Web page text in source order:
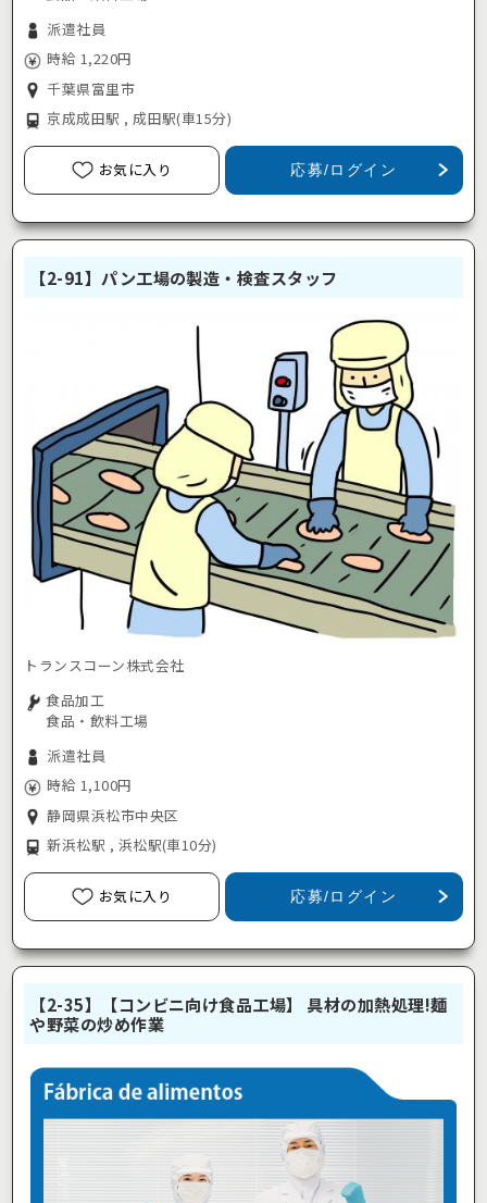
派遣社員
時給 1,220円
千葉県富里市
京成成田駅 , 成田駅(車15分)
お気に入り 応募/ログイン
【2-91】パン工場の製造・検査スタッフ
トランスコーン株式会社
食品加工
食品・飲料工場
派遣社員
時給 1,100円
静岡県浜松市中央区
新浜松駅 , 浜松駅(車10分)
お気に入り 応募/ログイン
【2-35】【コンビニ向け食品工場】 具材の加熱処理!麺
や野菜の炒め作業